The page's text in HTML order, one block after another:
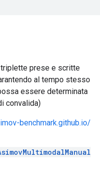
prese e scritte
al tempo stesso
essere determinata
convalida)
benchmark.github.io/